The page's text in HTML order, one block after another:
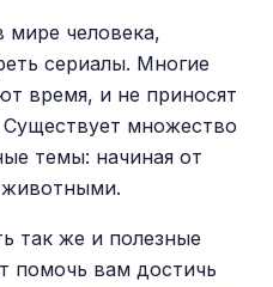
мире человека,
сериалы. Многие
время, и не приносят
множество
темы: начиная от
животными.
так же и полезные
помочь вам достичь